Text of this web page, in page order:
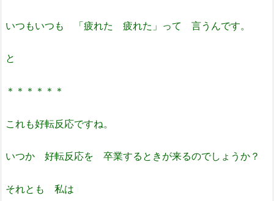
いつもいつも 「疲れた 疲れた」って 言うんです。
と
＊＊＊＊＊＊
これも好転反応ですね。
いつか 好転反応を 卒業するときが来るのでしょうか？
それとも 私は